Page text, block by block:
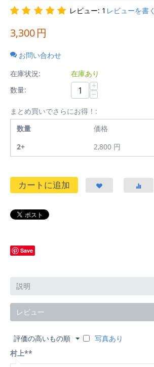
レビュー: 1 レビューを書く
3,300円
お問い合わせ
在庫状況:
在庫あり
数量:
+
−
まとめ買いでさらにお得！:
数量
価格
2+
2,800 円
カートに追加
Save
説明
レビュー
評価の高いもの順
写真あり
村上**